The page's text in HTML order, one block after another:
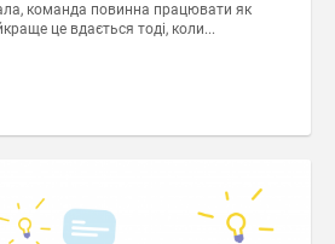
команда повинна працювати як
це вдається тоді, коли...